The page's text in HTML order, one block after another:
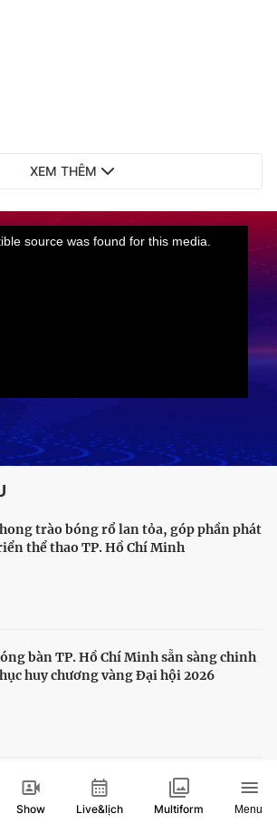
XEM THÊM
trào bóng rổ lan tỏa, góp phần phát
thể thao TP. Hồ Chí Minh
bàn TP. Hồ Chí Minh sẵn sàng chinh
huy chương vàng Đại hội 2026
HLV Kim Sang Sik hài lòng với màn trình
diễn của tuyển Việt Nam
Show Live&lịch Multiform Menu